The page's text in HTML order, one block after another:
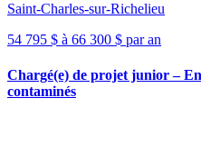
Saint-Charles-sur-Richelieu
54 795 $ à 66 300 $ par an
Chargé(e) de projet junior –
contaminés